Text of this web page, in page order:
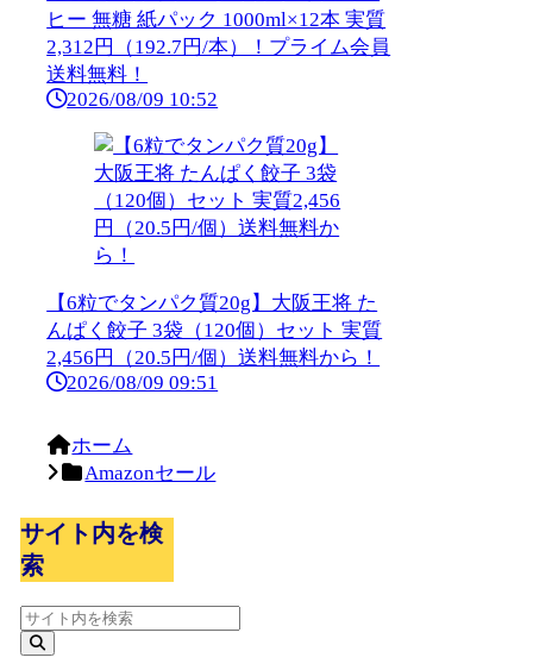
ヒー 無糖 紙パック 1000ml×12本 実質
2,312円（192.7円/本）！プライム会員
送料無料！
2026/08/09 10:52
【6粒でタンパク質20g】大阪王将 た
んぱく餃子 3袋（120個）セット 実質
2,456円（20.5円/個）送料無料から！
2026/08/09 09:51
ホーム
Amazonセール
サイト内を検
索